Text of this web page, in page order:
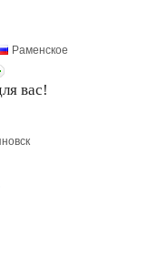
Раменское
вас!